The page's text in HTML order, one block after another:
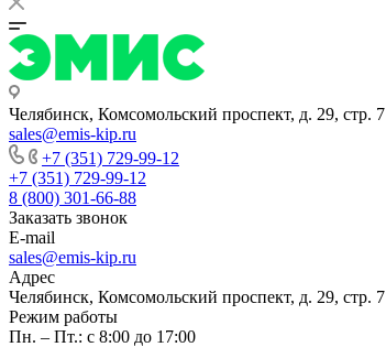
Челябинск, Комсомольский проспект, д. 29, стр. 7
sales@emis-kip.ru
+7 (351) 729-99-12
+7 (351) 729-99-12
8 (800) 301-66-88
Заказать звонок
E-mail
sales@emis-kip.ru
Адрес
Челябинск, Комсомольский проспект, д. 29, стр. 7
Режим работы
Пн. – Пт.: с 8:00 до 17:00